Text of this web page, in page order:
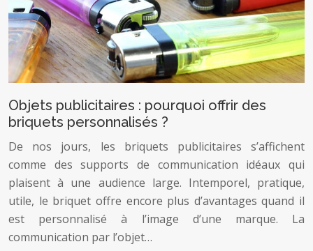
Objets publicitaires : pourquoi offrir des
briquets personnalisés ?
De nos jours, les briquets publicitaires s’affichent
comme des supports de communication idéaux qui
plaisent à une audience large. Intemporel, pratique,
utile, le briquet offre encore plus d’avantages quand il
est personnalisé à l’image d’une marque. La
communication par l’objet…